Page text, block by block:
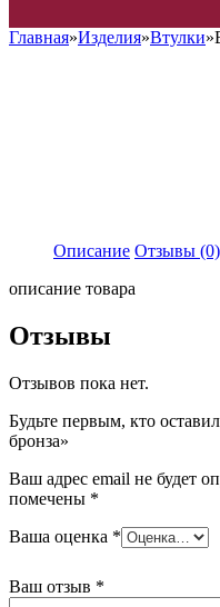
Главная»Изделия»Втулки»
Описание Отзывы (0)
описание товара
Отзывы
Отзывов пока нет.
Будьте первым, кто
бронза»
Ваш адрес email не будет
помечены *
Ваша оценка *
Ваш отзыв *